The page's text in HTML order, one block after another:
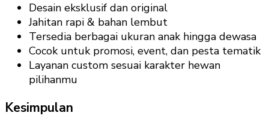
Desain eksklusif dan original
Jahitan rapi & bahan lembut
Tersedia berbagai ukuran anak hingga dewasa
Cocok untuk promosi, event, dan pesta tematik
Layanan custom sesuai karakter hewan
pilihanmu
Kesimpulan